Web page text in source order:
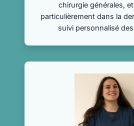
chirurgie générales,
particulièrement dans la
suivi personnalisé